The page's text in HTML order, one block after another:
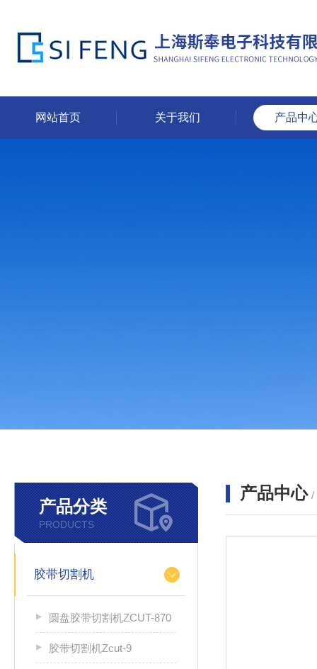
网站首页 关于我们 产品中
产品分类
PRODUCTS
胶带切割机
圆盘胶带切割机ZCUT-870
胶带切割机Zcut-9
产品中心 /